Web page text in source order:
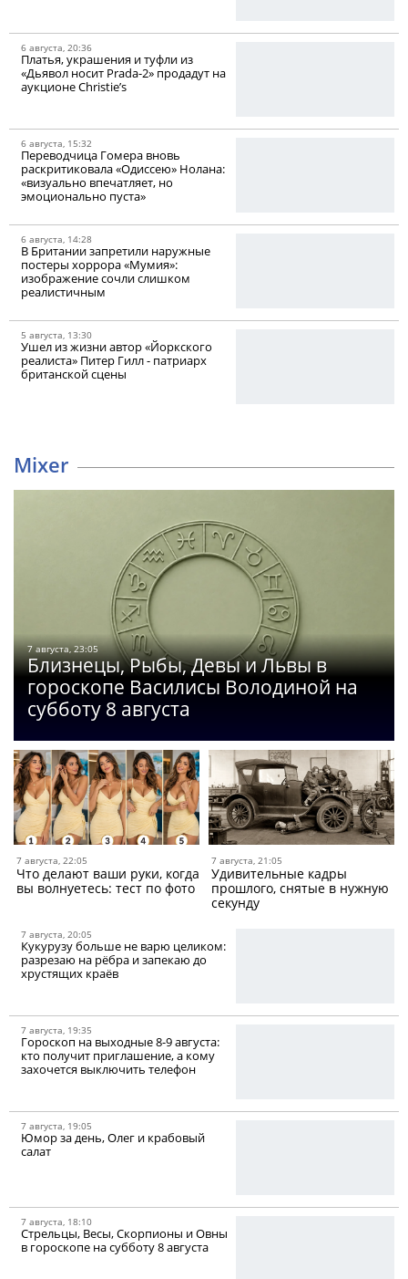
6 августа, 20:36
Платья, украшения и туфли из
«Дьявол носит Prada-2» продадут на
аукционе Christie’s
6 августа, 15:32
Переводчица Гомера вновь
раскритиковала «Одиссею» Нолана:
«визуально впечатляет, но
эмоционально пуста»
6 августа, 14:28
В Британии запретили наружные
постеры хоррора «Мумия»:
изображение сочли слишком
реалистичным
5 августа, 13:30
Ушел из жизни автор «Йоркского
реалиста» Питер Гилл - патриарх
британской сцены
Mixer
7 августа, 23:05
Близнецы, Рыбы, Девы и Львы в
гороскопе Василисы Володиной на
субботу 8 августа
7 августа, 22:05
Что делают ваши руки, когда
вы волнуетесь: тест по фото
7 августа, 21:05
Удивительные кадры
прошлого, снятые в нужную
секунду
7 августа, 20:05
Кукурузу больше не варю целиком:
разрезаю на рёбра и запекаю до
хрустящих краёв
7 августа, 19:35
Гороскоп на выходные 8-9 августа:
кто получит приглашение, а кому
захочется выключить телефон
7 августа, 19:05
Юмор за день, Олег и крабовый
салат
7 августа, 18:10
Стрельцы, Весы, Скорпионы и Овны
в гороскопе на субботу 8 августа